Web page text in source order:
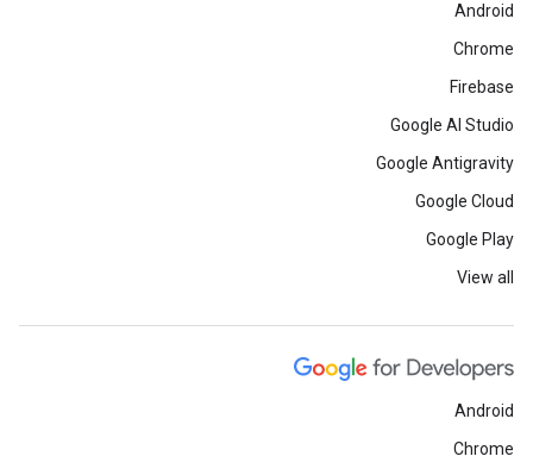
Android
Chrome
Firebase
Google AI Studio
Google Antigravity
Google Cloud
Google Play
View all
Android
Chrome